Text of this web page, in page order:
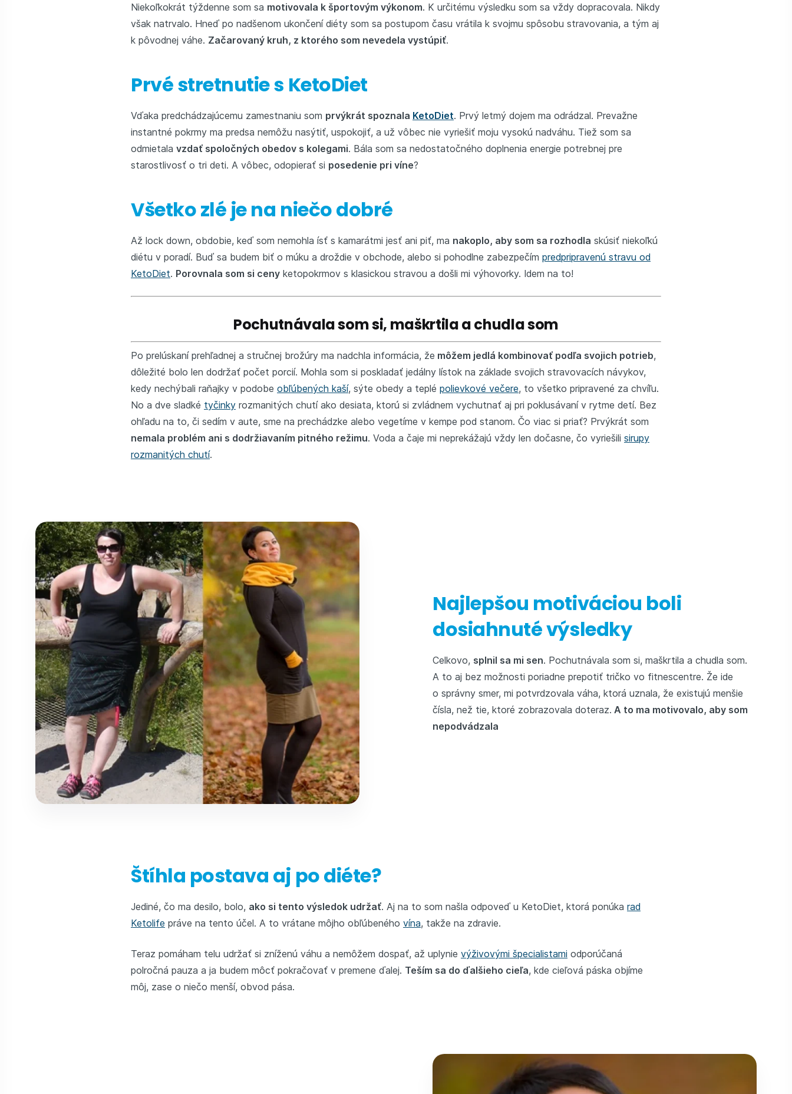
Niekoľkokrát týždenne som sa motivovala k športovým výkonom. K určitému výsledku som sa vždy dopracovala. Nikdy
však natrvalo. Hneď po nadšenom ukončení diéty som sa postupom času vrátila k svojmu spôsobu stravovania, a tým aj
k pôvodnej váhe. Začarovaný kruh, z ktorého som nevedela vystúpiť.
Prvé stretnutie s KetoDiet
Vďaka predchádzajúcemu zamestnaniu som prvýkrát spoznala KetoDiet. Prvý letmý dojem ma odrádzal. Prevažne
instantné pokrmy ma predsa nemôžu nasýtiť, uspokojiť, a už vôbec nie vyriešiť moju vysokú nadváhu. Tiež som sa
odmietala vzdať spoločných obedov s kolegami. Bála som sa nedostatočného doplnenia energie potrebnej pre
starostlivosť o tri deti. A vôbec, odopierať si posedenie pri víne?
Všetko zlé je na niečo dobré
Až lock down, obdobie, keď som nemohla ísť s kamarátmi jesť ani piť, ma nakoplo, aby som sa rozhodla skúsiť niekoľkú
diétu v poradí. Buď sa budem biť o múku a droždie v obchode, alebo si pohodlne zabezpečím predpripravenú stravu od
KetoDiet. Porovnala som si ceny ketopokrmov s klasickou stravou a došli mi výhovorky. Idem na to!
Pochutnávala som si, maškrtila a chudla som
Po prelúskaní prehľadnej a stručnej brožúry ma nadchla informácia, že môžem jedlá kombinovať podľa svojich potrieb,
dôležité bolo len dodržať počet porcií. Mohla som si poskladať jedálny lístok na základe svojich stravovacích návykov,
kedy nechýbali raňajky v podobe obľúbených kaší, sýte obedy a teplé polievkové večere, to všetko pripravené za chvíľu.
No a dve sladké tyčinky rozmanitých chutí ako desiata, ktorú si zvládnem vychutnať aj pri poklusávaní v rytme detí. Bez
ohľadu na to, či sedím v aute, sme na prechádzke alebo vegetíme v kempe pod stanom. Čo viac si priať? Prvýkrát som
nemala problém ani s dodržiavaním pitného režimu. Voda a čaje mi neprekážajú vždy len dočasne, čo vyriešili sirupy
rozmanitých chutí.
Najlepšou motiváciou boli
dosiahnuté výsledky
Celkovo, splnil sa mi sen. Pochutnávala som si, maškrtila a chudla som.
A to aj bez možnosti poriadne prepotiť tričko vo fitnescentre. Že ide
o správny smer, mi potvrdzovala váha, ktorá uznala, že existujú menšie
čísla, než tie, ktoré zobrazovala doteraz. A to ma motivovalo, aby som
nepodvádzala
Štíhla postava aj po diéte?
Jediné, čo ma desilo, bolo, ako si tento výsledok udržať. Aj na to som našla odpoveď u KetoDiet, ktorá ponúka rad
Ketolife práve na tento účel. A to vrátane môjho obľúbeného vína, takže na zdravie.
Teraz pomáham telu udržať si zníženú váhu a nemôžem dospať, až uplynie výživovými špecialistami odporúčaná
polročná pauza a ja budem môcť pokračovať v premene ďalej. Teším sa do ďalšieho cieľa, kde cieľová páska objíme
môj, zase o niečo menší, obvod pása.